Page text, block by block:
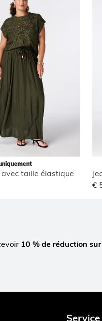
avec taille élastique
€
10 % de réduction sur